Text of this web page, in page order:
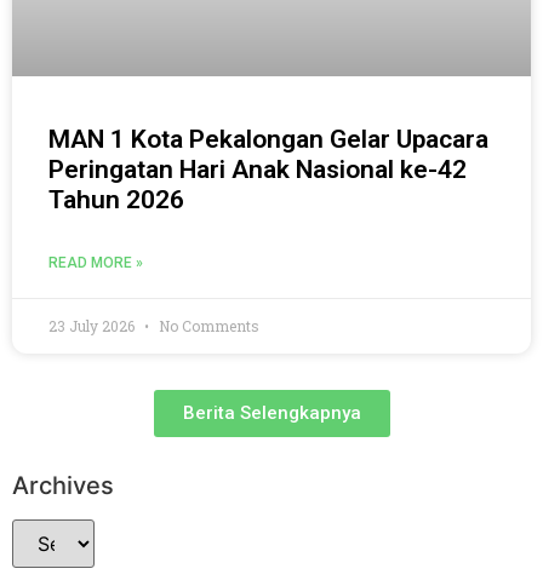
MAN 1 Kota Pekalongan Gelar Upacara
Peringatan Hari Anak Nasional ke-42
Tahun 2026
READ MORE »
23 July 2026 No Comments
Berita Selengkapnya
Archives